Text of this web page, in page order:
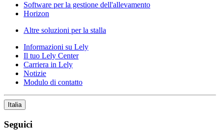
Software per la gestione dell'allevamento
Horizon
Altre soluzioni per la stalla
Informazioni su Lely
Il tuo Lely Center
Carriera in Lely
Notizie
Modulo di contatto
Italia
Seguici